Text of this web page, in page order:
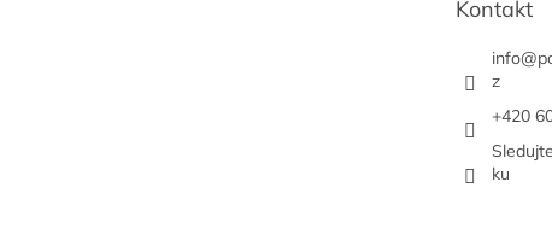
Kontakt
info@
z
+420
ku